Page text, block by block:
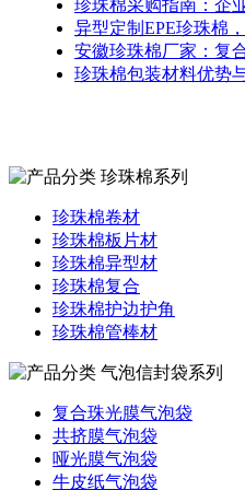
珍珠棉采购指南：企
异型定制EPE珍珠棉
安徽珍珠棉厂家：复
珍珠棉包装材料优势
珍珠棉系列
珍珠棉卷材
珍珠棉板片材
珍珠棉异型材
珍珠棉复合
珍珠棉护边护角
珍珠棉管棒材
气泡信封袋系列
复合珠光膜气泡袋
共挤膜气泡袋
哑光膜气泡袋
牛皮纸气泡袋